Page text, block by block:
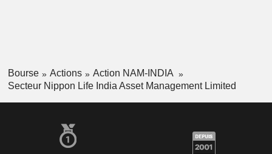
Bourse Actions
Action NAM-INDIA
Secteur Nippon Life India Asset Management Limited